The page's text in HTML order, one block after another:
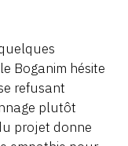
Boganim hésite
refusant
plutôt
projet donne